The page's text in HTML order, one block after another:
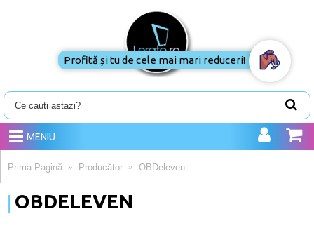
MENIU
Prima Pagină Producător OBDeleven
OBDELEVEN
Profită și tu de cele mai mari reduceri!